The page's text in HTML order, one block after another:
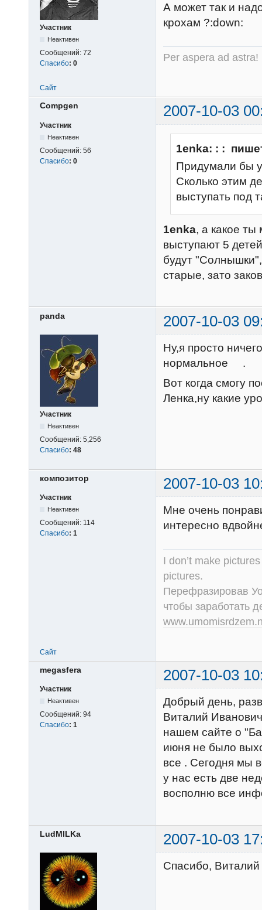
Участник
Неактивен
Сообщений: 72
Спасибо: 0
А может так и
крохам ?:down:
Per aspera ad astra!
Сайт
Compgen 2007-10-03
Участник
Неактивен
Сообщений: 56
Спасибо: 0
1enka: : :
Придумали бы
Сколько этим
выступать под
1enka, а какое
выступают 5
будут
старые, зато
panda 2007-10-03
Участник
Неактивен
Сообщений: 5,256
Спасибо: 48
Ну,я просто
нормальное
.
Вот когда смогу
Ленка,ну какие
композитор 2007-10-03
Участник
Неактивен
Сообщений: 114
Спасибо: 1
Мне очень
интересно
I don’t make
pictures.
Перефразировав
чтобы заработать
Сайт
megasfera 2007-10-03
Участник
Неактивен
Сообщений: 94
Спасибо: 1
Добрый день,
Виталий
нашем сайте о
июня не было
все . Сегодня мы
у нас есть две
восполню все
LudMILKa 2007-10-03
Спасибо,